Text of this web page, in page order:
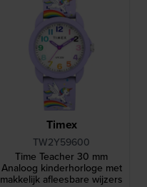
Timex
TW2Y59600
Time Teacher 30 mm
Analoog kinderhorloge met
makkelijk afleesbare wijzers